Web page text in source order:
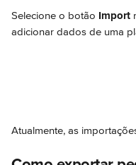
Selecione o botão Import
adicionar dados de uma
Atualmente, as